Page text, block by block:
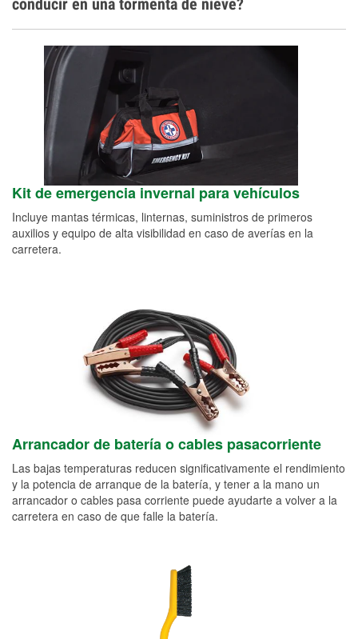
conducir en una tormenta de nieve?
Kit de emergencia invernal para vehículos
Incluye mantas térmicas, linternas, suministros de primeros
auxilios y equipo de alta visibilidad en caso de averías en la
carretera.
Arrancador de batería o cables pasacorriente
Las bajas temperaturas reducen significativamente el rendimiento
y la potencia de arranque de la batería, y tener a la mano un
arrancador o cables pasa corriente puede ayudarte a volver a la
carretera en caso de que falle la batería.